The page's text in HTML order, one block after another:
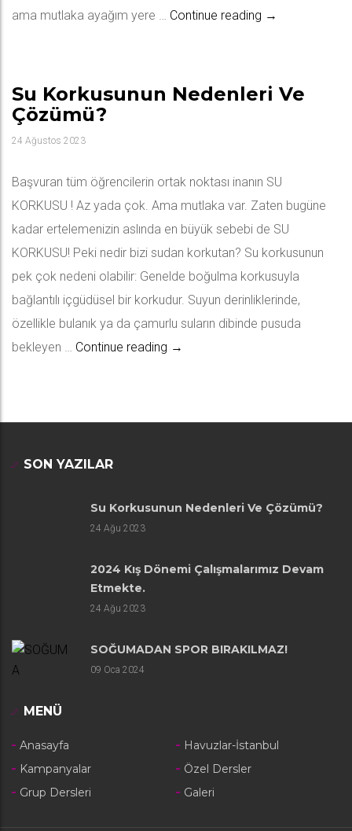
ama mutlaka ayağım yere … Continue reading HİDROFOBİ
→
Su Korkusunun Nedenleri Ve
Çözümü?
24 Ağustos 2023
Başvuran tüm öğrencilerin ortak noktası inanın SU
KORKUSU ! Az yada çok. Ama mutlaka var. Zaten bugüne
kadar ertelemenizin aslında en büyük sebebi de SU
KORKUSU! Peki nedir bizi sudan korkutan? Su korkusunun
pek çok nedeni olabilir: Genelde boğulma korkusuyla
bağlantılı içgüdüsel bir korkudur. Suyun derinliklerinde,
özellikle bulanık ya da çamurlu suların dibinde pusuda
bekleyen … Continue reading Su Korkusunun Nedenleri ve
→
SON YAZILAR
Su Korkusunun Nedenleri Ve Çözümü?
24 Ağu 2023
2024 Kış Dönemi Çalışmalarımız Devam
Etmekte.
24 Ağu 2023
SOĞUMADAN SPOR BIRAKILMAZ!
09 Oca 2024
MENÜ
Anasayfa
Havuzlar-İstanbul
Kampanyalar
Özel Dersler
Grup Dersleri
Galeri